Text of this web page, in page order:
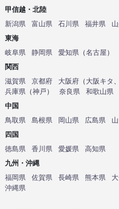
甲信越・北陸
新潟県
富山県 石川県 福井県
東海
岐阜県
静岡県 愛知県 （名古屋）
関西
滋賀県
京都府 大阪府 （大阪キタ、
兵庫県 （神戸） 奈良県
和歌山県
中国
鳥取県
島根県 岡山県 広島県
四国
徳島県
香川県 愛媛県
高知県
九州・沖縄
福岡県
佐賀県 長崎県 熊本県
沖縄県